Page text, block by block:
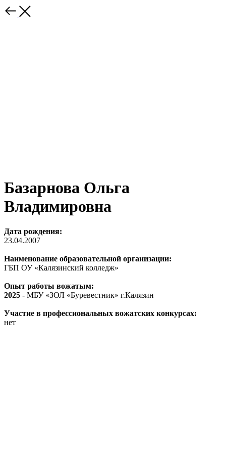
Базарнова Ольга
Владимировна
Дата рождения:
23.04.2007
Наименование образовательной организации:
ГБП ОУ «Калязинский колледж»
Опыт работы вожатым:
2025 - МБУ «ЗОЛ «Буревестник» г.Калязин
Участие в профессиональных вожатских конкурсах:
нет